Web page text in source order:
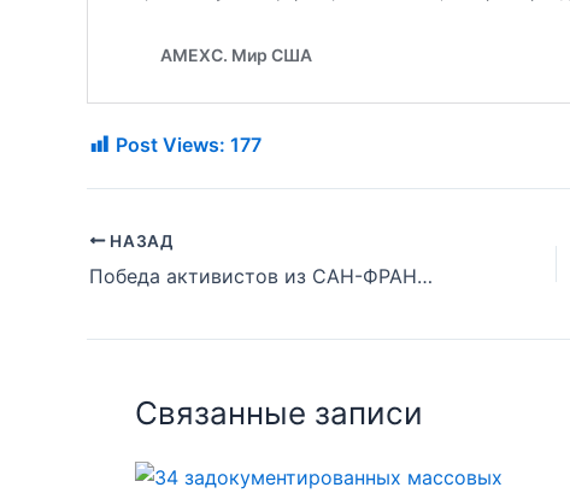
Post Views: 177
НАЗАД
Победа активистов из САН-ФРАНЦИСКО! Полицейские Killer Robots запрещены
Связанные записи